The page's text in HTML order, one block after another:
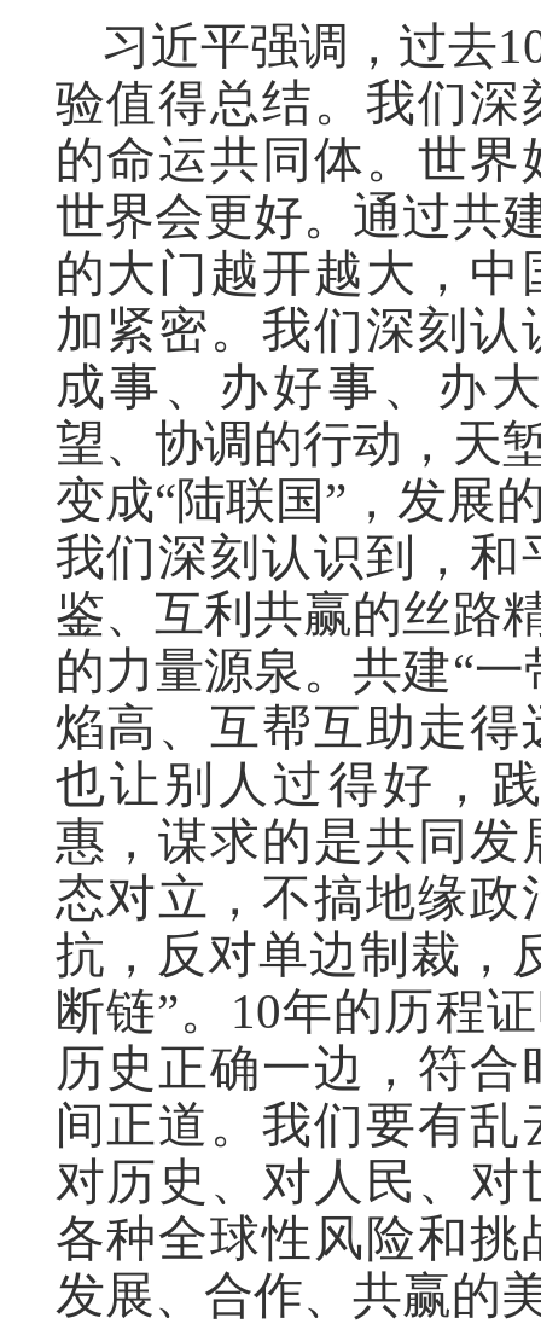
习近平强调，过去
验值得总结。我们
的命运共同体。世
世界会更好。通过共
的大门越开越大，
加紧密。我们深刻
成事、办好事、办
望、协调的行动，天
变成“陆联国”，发展
我们深刻认识到，
鉴、互利共赢的丝路
的力量源泉。共建“
焰高、互帮互助走
也让别人过得好，
惠，谋求的是共同
态对立，不搞地缘
抗，反对单边制裁，
断链”。10年的历程
历史正确一边，符
间正道。我们要有
对历史、对人民、
各种全球性风险和
发展、合作、共赢的